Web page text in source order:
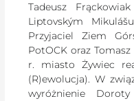
Tadeusz
Liptovským
Przyjaciel Ziem
PotOCK oraz
r. miasto Żywiec
(R)ewolucja). W
wyróżnienie